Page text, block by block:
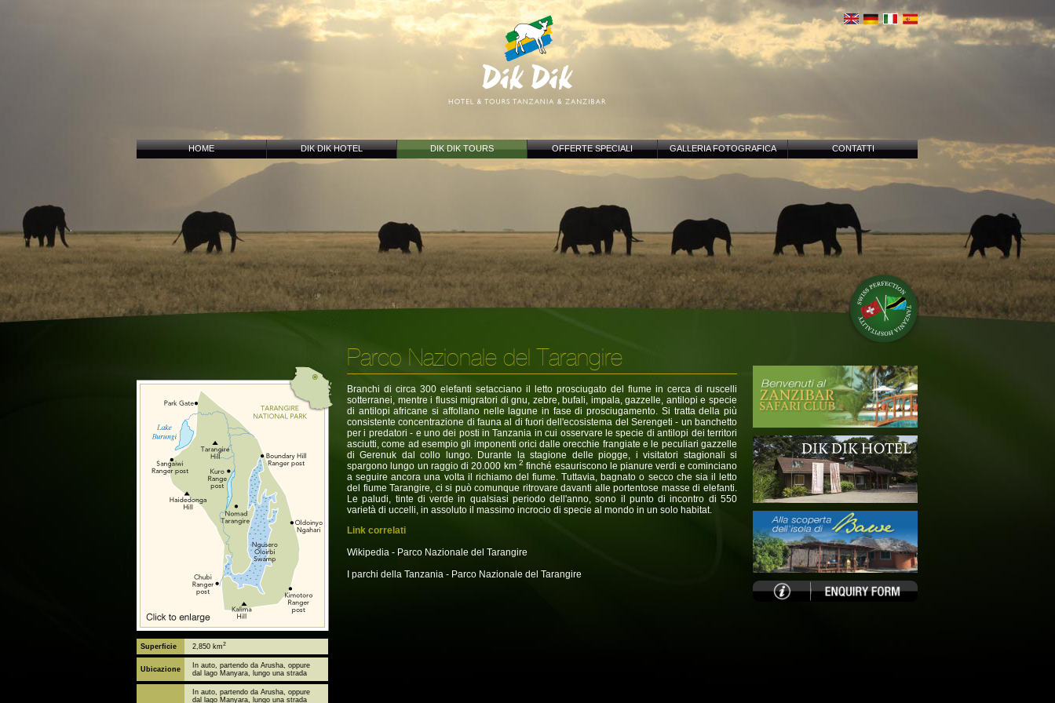
HOME DIK DIK HOTEL DIK DIK TOURS OFFERTE SPECIALI GALLERIA FOTOGRAFICA CONTATTI
Superficie 2,850 km2
Ubicazione
In auto, partendo da Arusha, oppure
dal lago Manyara, lungo una strada
In auto, partendo da Arusha, oppure
dal lago Manyara, lungo una strada
Parco Nazionale del Tarangire
Branchi di circa 300 elefanti setacciano il letto prosciugato del fiume in cerca di ruscelli
sotterranei, mentre i flussi migratori di gnu, zebre, bufali, impala, gazzelle, antilopi e specie
di antilopi africane si affollano nelle lagune in fase di prosciugamento. Si tratta della più
consistente concentrazione di fauna al di fuori dell'ecosistema del Serengeti - un banchetto
per i predatori - e uno dei posti in Tanzania in cui osservare le specie di antilopi dei territori
asciutti, come ad esempio gli imponenti orici dalle orecchie frangiate e le peculiari gazzelle
di Gerenuk dal collo lungo. Durante la stagione delle piogge, i visitatori stagionali si
spargono lungo un raggio di 20.000 km 2 finché esauriscono le pianure verdi e cominciano
a seguire ancora una volta il richiamo del fiume. Tuttavia, bagnato o secco che sia il letto
del fiume Tarangire, ci si può comunque ritrovare davanti alle portentose masse di elefanti.
Le paludi, tinte di verde in qualsiasi periodo dell'anno, sono il punto di incontro di 550
varietà di uccelli, in assoluto il massimo incrocio di specie al mondo in un solo habitat.
Link correlati
Wikipedia - Parco Nazionale del Tarangire
I parchi della Tanzania - Parco Nazionale del Tarangire